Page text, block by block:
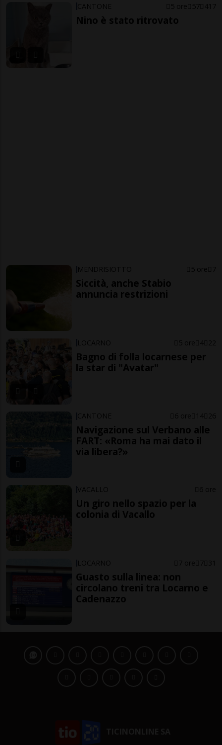
CANTONE 5 ore 57 417
Nino è stato ritrovato
MENDRISIOTTO 5 ore 7
Siccità, anche Stabio
annuncia restrizioni
LOCARNO 5 ore 4 22
Bagno di folla locarnese per
la star di "Avatar"
CANTONE 6 ore 14 26
Navigazione sul Verbano alle
FART: «Roma ha mai dato il
via libera?»
VACALLO 6 ore
Un giro nello spazio per la
colonia di Vacallo
LOCARNO 7 ore 7 31
Guasto sulla linea: non
circolano treni tra Locarno e
Cadenazzo